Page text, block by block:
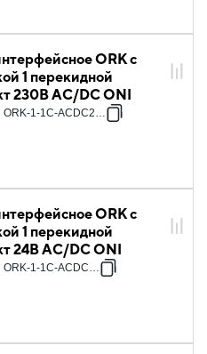
ORK с
1 перекидной
230В AC/DC ONI
ORK-1-1C-ACDC230V
ORK с
1 перекидной
24В AC/DC ONI
ORK-1-1C-ACDC24V